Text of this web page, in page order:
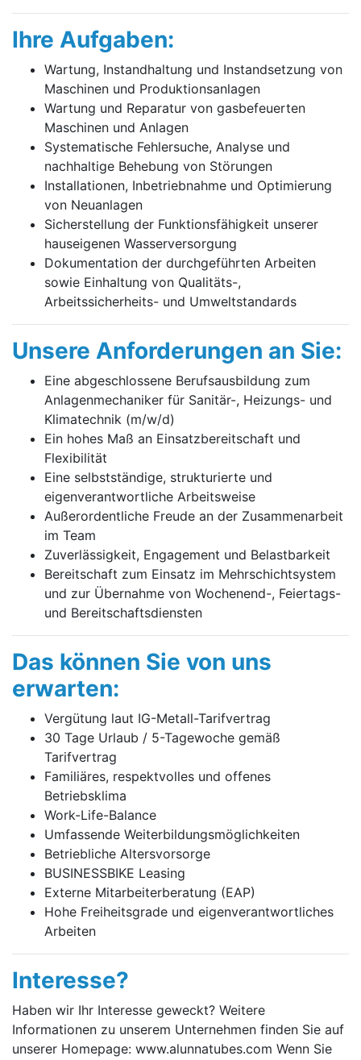
Ihre Aufgaben:
Wartung, Instandhaltung und Instandsetzung von
Maschinen und Produktionsanlagen
Wartung und Reparatur von gasbefeuerten
Maschinen und Anlagen
Systematische Fehlersuche, Analyse und
nachhaltige Behebung von Störungen
Installationen, Inbetriebnahme und Optimierung
von Neuanlagen
Sicherstellung der Funktionsfähigkeit unserer
hauseigenen Wasserversorgung
Dokumentation der durchgeführten Arbeiten
sowie Einhaltung von Qualitäts-,
Arbeitssicherheits- und Umweltstandards
Unsere Anforderungen an Sie:
Eine abgeschlossene Berufsausbildung zum
Anlagenmechaniker für Sanitär-, Heizungs- und
Klimatechnik (m/w/d)
Ein hohes Maß an Einsatzbereitschaft und
Flexibilität
Eine selbstständige, strukturierte und
eigenverantwortliche Arbeitsweise
Außerordentliche Freude an der Zusammenarbeit
im Team
Zuverlässigkeit, Engagement und Belastbarkeit
Bereitschaft zum Einsatz im Mehrschichtsystem
und zur Übernahme von Wochenend-, Feiertags-
und Bereitschaftsdiensten
Das können Sie von uns
erwarten:
Vergütung laut IG-Metall-Tarifvertrag
30 Tage Urlaub / 5-Tagewoche gemäß
Tarifvertrag
Familiäres, respektvolles und offenes
Betriebsklima
Work-Life-Balance
Umfassende Weiterbildungsmöglichkeiten
Betriebliche Altersvorsorge
BUSINESSBIKE Leasing
Externe Mitarbeiterberatung (EAP)
Hohe Freiheitsgrade und eigenverantwortliches
Arbeiten
Interesse?
Haben wir Ihr Interesse geweckt? Weitere
Informationen zu unserem Unternehmen finden Sie auf
unserer Homepage: www.alunnatubes.com Wenn Sie